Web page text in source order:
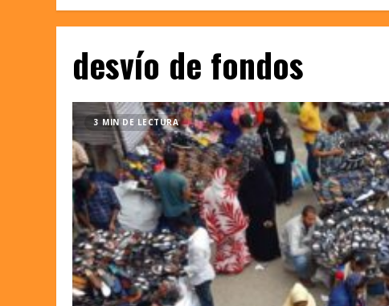
desvío de fondos
3 MIN DE LECTURA